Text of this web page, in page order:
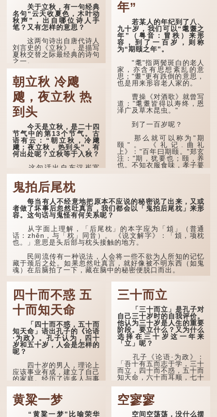
关于立秋，有一句经典
名句“云天收夏色，木叶动
秋声”，出自哪位诗人手
笔？又有怎样的意思？
这两句诗出自唐代诗人
刘言史的《立秋》，是描写
夏秋交替之际最经典的诗句
之一。
《立秋》全诗如下：
兹晨戒流火，商飙早已
惊。 云天收夏色，木
叶动秋声。
诗的前两句写的是：这
一天早安，天上的“流
火”（指大火星，象征暑
气）开始消退，凉爽的秋风
（商飙，即西风）已经悄然
吹起。后两句，便是全诗的
灵魂...
朝立秋 冷飕
飕，夜立秋 热
到头
今天是立秋，是二十四
节气中的第13个节气。古
语有云：“朝立秋，冷飕
飕；夜立秋，热到头”，有
何出处呢？立秋等于入秋？
这句话出自东汉崔寔
《四民月令》：“朝立秋，
冷飕飕；夜立秋，热到
头”。到了清代，顾禄在
《清嘉录》里记录苏州风俗
时，也引用了这句谚语。不
过当地百姓的口头说法
是“朝立秋，渹飕飕；夜立
有不同，但意思完全一致。
那么，这句话到底准不
朴素观察：如果立秋的精
确...
年”
若某人的年纪到了八、
九十岁，我们可以“耄耋之
年”（粤音：冒秩）来形
容，到了一百岁，则称
为“期颐之年”。
"耄"指两鬓斑白的老人
家，亦含有思想紊乱的意
思；"耋"更有跌倒的意思，
也是用来形容老人家的。
曹操《对酒歌》就曾写
道："耄耋皆得以寿终，恩
泽广及草木昆虫。"
到了一百岁呢？
那么就可以称为"期
颐"。 《礼记.曲礼
上》："百年曰期颐。"郑玄
注："期，犹要也；颐，养
也。不知衣服食味，孝子要
鬼拍后尾枕
每当有人不经意地把原本不应说的秘密说了出来，又或
者做了坏事后忽然吐真言，我们都会以「鬼拍后尾枕」来形
容。这句话与鬼怪有何关系呢？
从字面上理解，「后尾枕」的本字应为「䪴」（普通
话：zhěn，与「枕」同音）。 《说文解字》：「䪴，项枕
也。」意思是头后部与枕头接触的地方。
民间流传有一种说法，人会将一些不欲为人所知的记忆
藏于颈后之处。如果忽然吐真言，就好像被不明东西（如鬼
魂）在后脑拍了一下，藏在脑中的秘密便脱口而出。
因此...
四十而不惑 五
十而知天命
「四十而不惑，五十而
知天命」语出孔子的《论语
·为政》。孔子认为，四十
岁和五十岁，人会是怎样的
呢？
四十岁的男人，理论上
应该事业有成，建立了自己
的家庭。经历了许多人与事
之后，对事物有了自己的判
断能力，不会轻易为表象所
迷惑。
孔子在《论语·子罕》
三十而立
「三十而立」是孔子对
自己三十岁时的自我评价。
他认为三十岁是人生的重要
阶段。要立什么？又为什么
选择在三十岁这一年来
「立」呢？
孔子《论语·为政》：
「吾十有五而志于学，三十
而立，四十而不惑，五十而
知天命，六十而耳顺，七十
在古代，男子一般于二
十岁进行冠礼，冠礼完成后
便是成人，但由于未达壮
黄粱一梦
“黄粱一梦”比喻荣华
空寥寥
空间空荡荡，没什么摆